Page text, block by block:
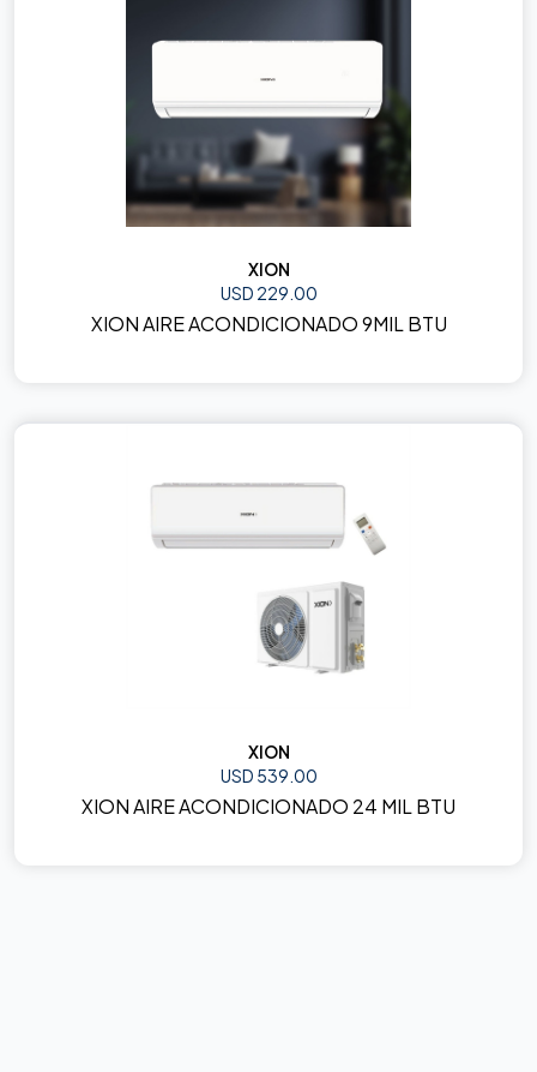
XION
USD 229.00
XION AIRE ACONDICIONADO 9MIL BTU
XION
USD 539.00
XION AIRE ACONDICIONADO 24 MIL BTU